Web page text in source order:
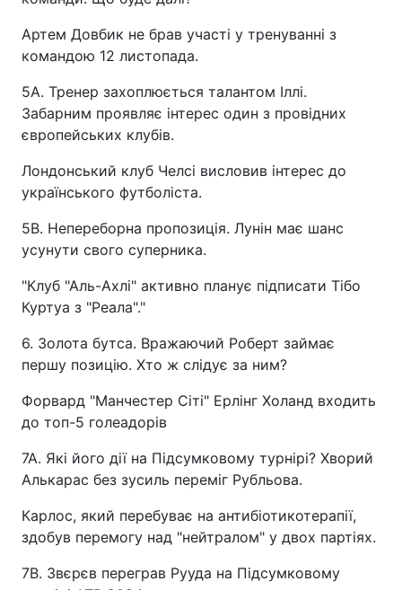
Артем Довбик не брав участі у тренуванні з
командою 12 листопада.
5A. Тренер захоплюється талантом Іллі.
Забарним проявляє інтерес один з провідних
європейських клубів.
Лондонський клуб Челсі висловив інтерес до
українського футболіста.
5B. Непереборна пропозиція. Лунін має шанс
усунути свого суперника.
"Клуб "Аль-Ахлі" активно планує підписати Тібо
Куртуа з "Реала"."
6. Золота бутса. Вражаючий Роберт займає
першу позицію. Хто ж слідує за ним?
Форвард "Манчестер Сіті" Ерлінг Холанд входить
до топ-5 голеадорів
7A. Які його дії на Підсумковому турнірі? Хворий
Алькарас без зусиль переміг Рубльова.
Карлос, який перебуває на антибіотикотерапії,
здобув перемогу над "нейтралом" у двох партіях.
7B. Звєрєв переграв Рууда на Підсумковому